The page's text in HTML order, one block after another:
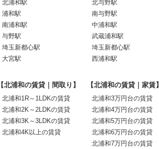
北浦和駅
浦和駅
南浦和駅
与野駅
埼玉新都心駅
大宮駅
北与野駅
南与野駅
中浦和駅
武蔵浦和駅
埼玉新都心駅
西浦和駅
【北浦和の賃貸｜間取り】
北浦和1R～1LDKの賃貸
北浦和2K～2LDKの賃貸
北浦和3K～3LDKの賃貸
北浦和4K以上の賃貸
【北浦和の賃貸｜家賃】
北浦和3万円台の賃貸
北浦和4万円台の賃貸
北浦和5万円台の賃貸
北浦和6万円台の賃貸
北浦和7万円台の賃貸